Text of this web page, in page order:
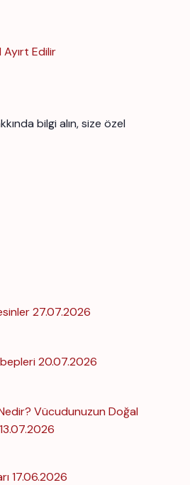
Ayırt Edilir
bilgi alın, size özel
27.07.2026
20.07.2026
Vücudunuzun Doğal
13.07.2026
17.06.2026